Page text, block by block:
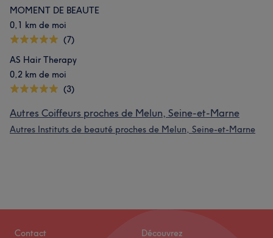
MOMENT DE BEAUTE
0,1 km de moi
(7)
AS Hair Therapy
0,2 km de moi
(3)
Autres Coiffeurs proches de Melun, Seine-et-Marne
Autres Instituts de beauté proches de Melun, Seine-et-Marne
Contact Découvrez